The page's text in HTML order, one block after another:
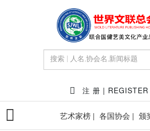
注 册 | REGISTER
艺术家榜 | 各国协会 | 颁